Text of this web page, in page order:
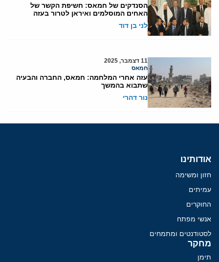
הסנדקים של חמאס: חשיפת הקשר של
האחים המוסלמים ואיראן לטרור בעזה
לני בן דוד
11 דצמבר, 2025
חמאס
עזה אחרי המלחמה: חמאס, החברה והבעיה
שתבוא בהמשך
נור דהרי
אודותינו
חזון ומשימה
עמיתים
החוקרים
אנשי מפתח
לסטודנטים ומתמחים
מחקר
תימן